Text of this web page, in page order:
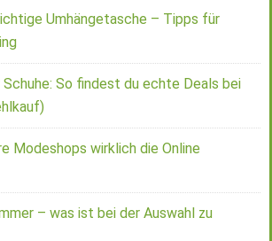
Umhängetasche – Tipps für
So findest du echte Deals bei
Modeshops wirklich die Online
– was ist bei der Auswahl zu